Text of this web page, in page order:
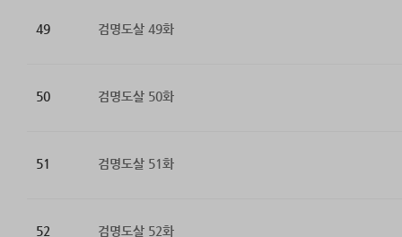
49 검명도살 49화
50 검명도살 50화
51 검명도살 51화
52 검명도살 52화